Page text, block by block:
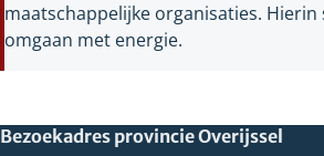
maatschappelijke organisaties. Hierin
omgaan met energie.
Bezoekadres provincie Overijssel